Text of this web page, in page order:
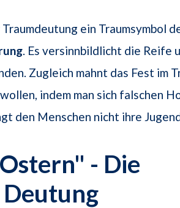
ein Traumsymbol
. Es versinnbildlicht die Reife
Zugleich mahnt das Fest im
indem man sich falschen
den Menschen nicht ihre
- Die
Deutung